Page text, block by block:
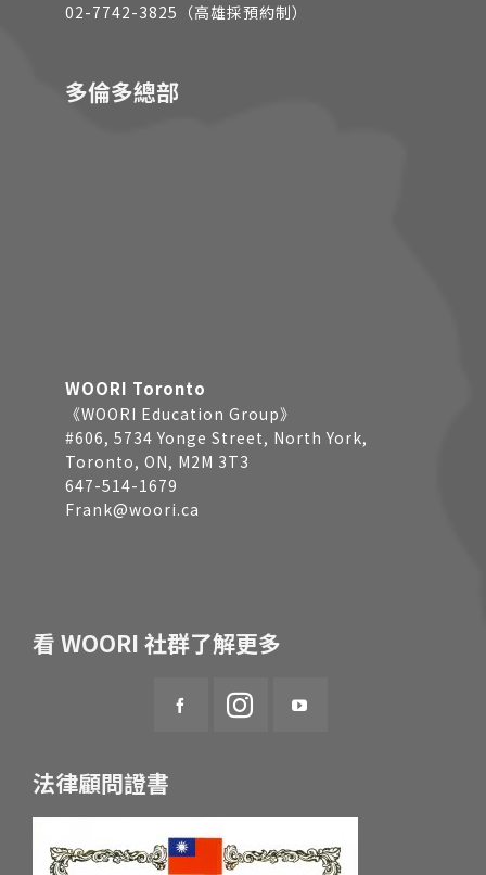
02-7742-3825（高雄採預約制）
多倫多總部
WOORI Toronto
《WOORI Education Group》
#606, 5734 Yonge Street, North York,
Toronto, ON, M2M 3T3
647-514-1679
Frank@woori.ca
看 WOORI 社群了解更多
法律顧問證書